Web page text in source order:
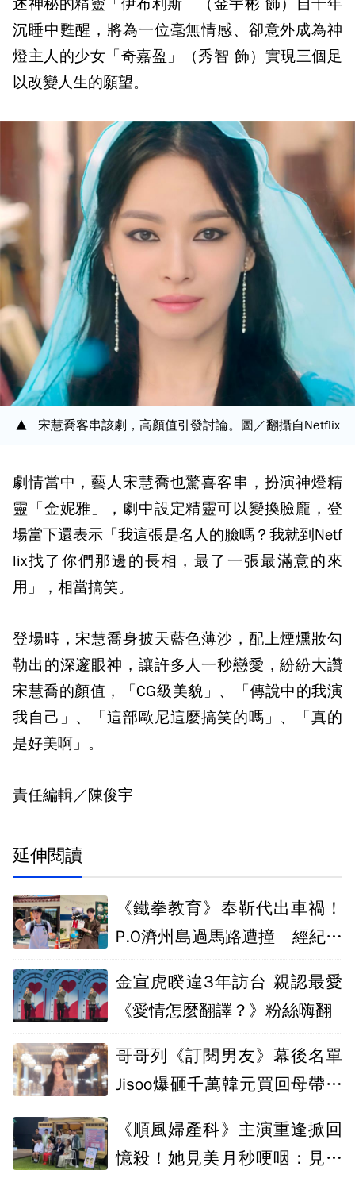
述神秘的精靈「伊布利斯」（金宇彬 飾）自千年
沉睡中甦醒，將為一位毫無情感、卻意外成為神
燈主人的少女「奇嘉盈」（秀智 飾）實現三個足
以改變人生的願望。
宋慧喬客串該劇，高顏值引發討論。圖／翻攝自Netflix
劇情當中，藝人宋慧喬也驚喜客串，扮演神燈精
靈「金妮雅」，劇中設定精靈可以變換臉龐，登
場當下還表示「我這張是名人的臉嗎？我就到Netf
lix找了你們那邊的長相，最了一張最滿意的來
用」，相當搞笑。
登場時，宋慧喬身披天藍色薄沙，配上煙燻妝勾
勒出的深邃眼神，讓許多人一秒戀愛，紛紛大讚
宋慧喬的顏值，「CG級美貌」、「傳說中的我演
我自己」、「這部歐尼這麼搞笑的嗎」、「真的
是好美啊」。
責任編輯／陳俊宇
延伸閱讀
《鐵拳教育》奉靳代出車禍！
P.O濟州島過馬路遭撞 經紀公
金宣虎睽違3年訪台 親認最愛
《愛情怎麼翻譯？》粉絲嗨翻
哥哥列《訂閱男友》幕後名單
Jisoo爆砸千萬韓元買回母帶切
《順風婦產科》主演重逢掀回
憶殺！她見美月秒哽咽：見到